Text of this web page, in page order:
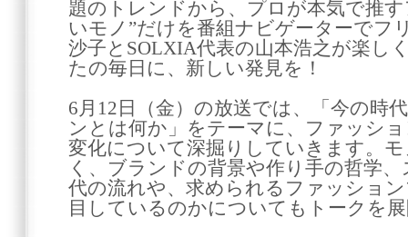
題のトレンドから、プロが本気で推
いモノ”だけを番組ナビゲーターでフ
沙子とSOLXIA代表の山本浩之が楽し
たの毎日に、新しい発見を！
6月12日（金）の放送では、「今の時
ンとは何か」をテーマに、ファッシ
変化について深掘りしていきます。
く、ブランドの背景や作り手の哲学
代の流れや、求められるファッショ
目しているのかについてもトークを